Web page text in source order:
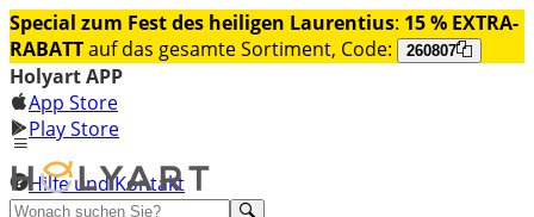
Special zum Fest des heiligen Laurentius: 15 % EXTRA-
RABATTauf das gesamte Sortiment, Code: 260807
Holyart APP
App Store
Play Store
Hilfe und Kontakt
Entdecken Sie Premium